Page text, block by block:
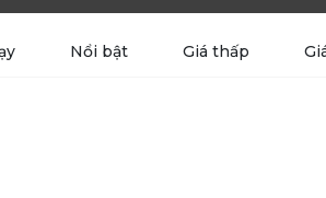
Nổi bật Giá thấp